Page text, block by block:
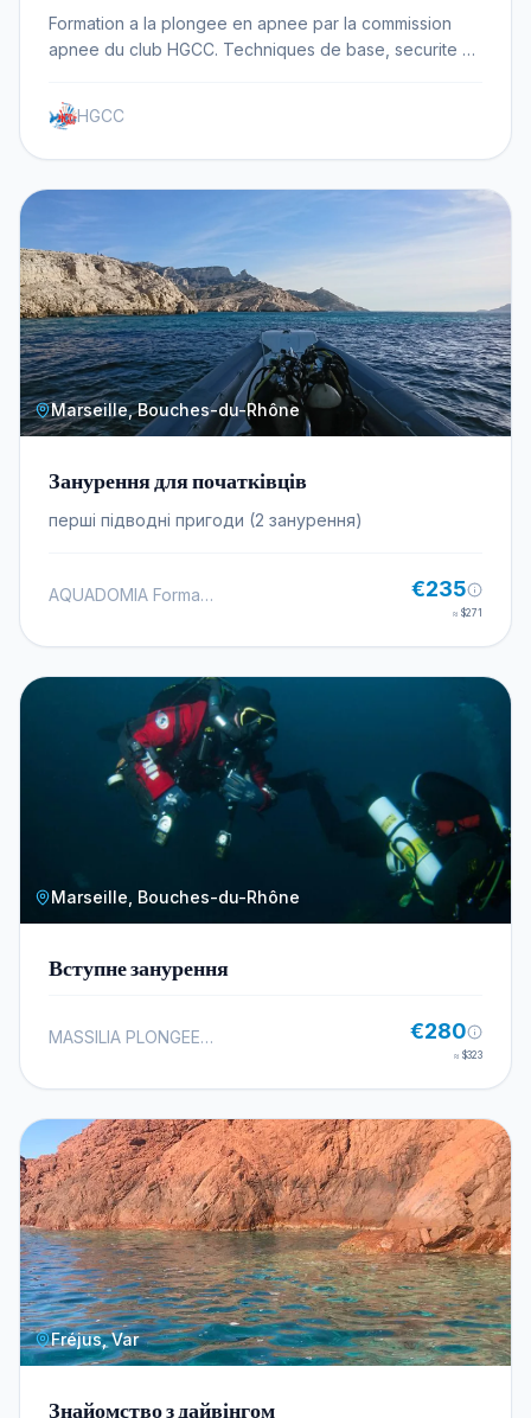
Formation a la plongee en apnee par la commission
apnee du club HGCC. Techniques de base, securite et
HGCC
Marseille, Bouches-du-Rhône
Занурення для початківців
перші підводні пригоди (2 занурення)
AQUADOMIA Formation plongée €235
≈ $271
Marseille, Bouches-du-Rhône
Вступне занурення
MASSILIA PLONGEE - TEK €280
≈ $323
Fréjus, Var
Знайомство з дайвінгом